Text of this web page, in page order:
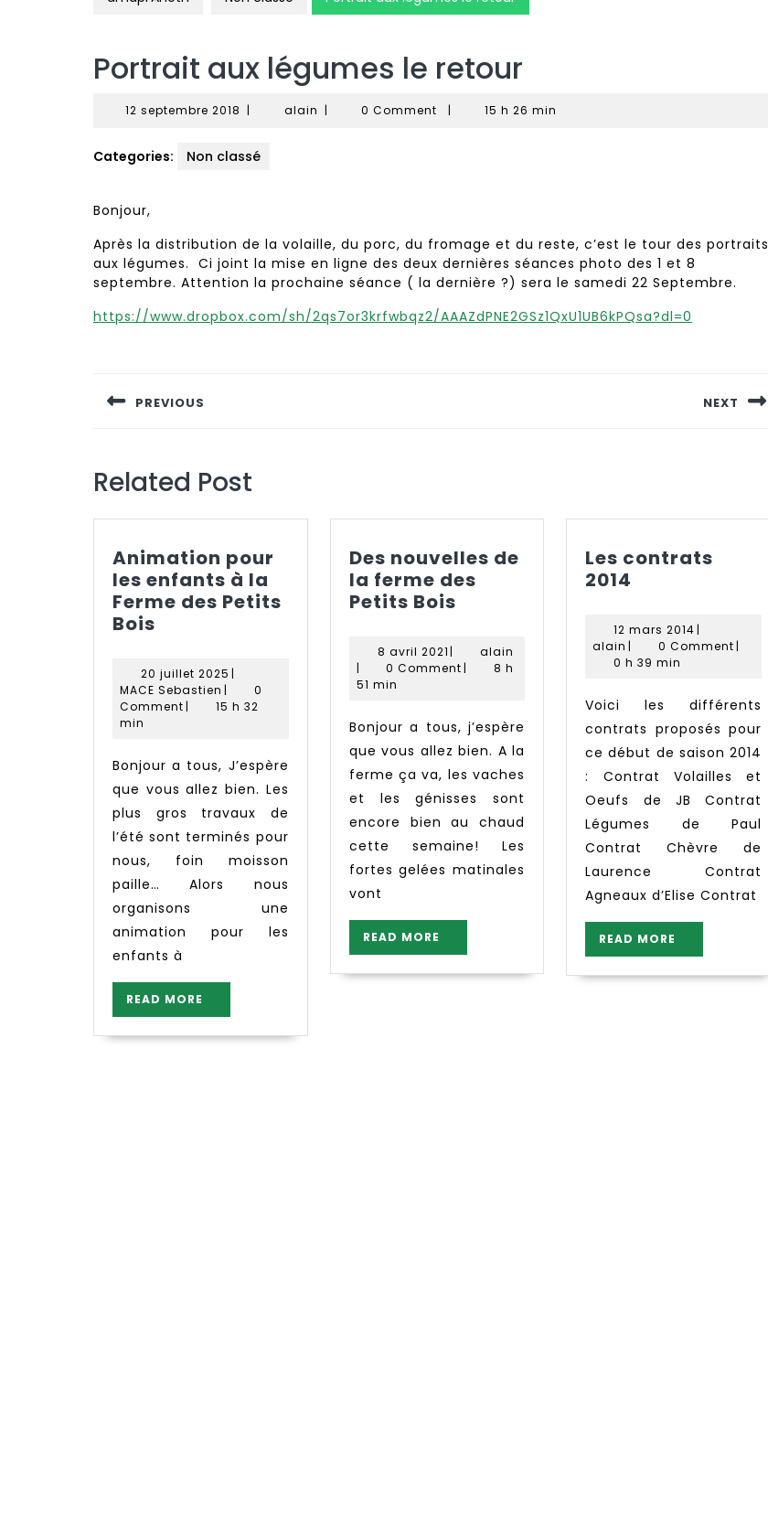
Portrait aux légumes le retour
12 septembre 2018 12| alain alain
| 0 Comment | 15 h 26 min
Categories: Non classé
Bonjour,
Après la distribution de la volaille, du porc, du fromage et du reste, c’est le tour des portraits
aux légumes. Ci joint la mise en ligne des deux dernières séances photo des 1 et 8
septembre. Attention la prochaine séance ( la dernière ?) sera le samedi 22 Septembre.
https://www.dropbox.com/sh/2qs7or3krfwbqz2/AAAZdPNE2GSz1QxU1UB6kPQsa?dl=0
de PREVIOUS NEXT
Related Post
Animation pour
les enfants à la
Ferme des Petits
Bois
les
enfants
à
des
Petits
Bois
20 juillet 2025 20
juillet
2025
|
MACE Sebastien MACE
Sebastien
|
0
Comment |
15 h 32
min
Bonjour a tous, J’espère
que vous allez bien. Les
plus gros travaux de
l’été sont terminés pour
nous, foin moisson
paille… Alors nous
organisons une
animation pour les
enfants à
READ MORE
MORE
Des nouvelles de
la ferme des
Petits BoisDes
la
Petits
Bois
8 avril 20218
avril
| alain
|
0 Comment |
8 h
51 min
Bonjour a tous, j’espère
que vous allez bien. A la
ferme ça va, les vaches
et les génisses sont
encore bien au chaud
cette semaine! Les
fortes gelées matinales
vont
READ MORE
MORE
Les contrats
2014
2014
12 mars 201412
mars
|
alain alain
| 0 Comment |
0 h 39 min
Voici les différents
contrats proposés pour
ce début de saison 2014
: Contrat Volailles et
Oeufs de JB Contrat
Légumes de Paul
Contrat Chèvre de
Laurence Contrat
Agneaux d’Elise Contrat
READ MORE
MORE